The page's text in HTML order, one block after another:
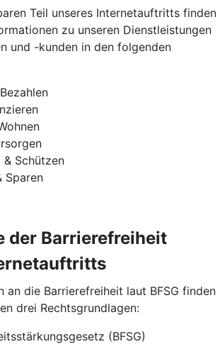
Teil unseres Internetauftritts finden
zu unseren Dienstleistungen
und -kunden in den folgenden
& Schützen
Sparen
der Barrierefreiheit
an die Barrierefreiheit laut BFSG finden
drei Rechtsgrundlagen:
(BFSG)